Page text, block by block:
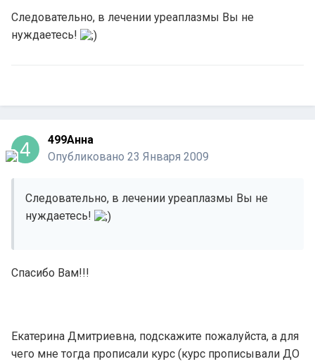
Следовательно, в лечении уреаплазмы Вы не
нуждаетесь!
499Анна
Опубликовано 23 Января 2009
Следовательно, в лечении уреаплазмы Вы не
нуждаетесь!
Спасибо Вам!!!
Екатерина Дмитриевна, подскажите пожалуйста, а для
чего мне тогда прописали курс (курс прописывали ДО